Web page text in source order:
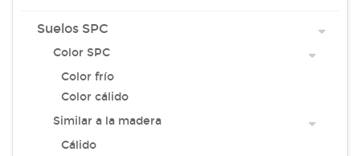
Suelos SPC
Color SPC
Color frío
Color cálido
Similar a la madera
Cálido